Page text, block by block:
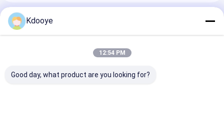
Produtos Recomendados
Kdooye
12:54 PM
Good day, what product are you looking for?